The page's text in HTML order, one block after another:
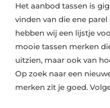
Het aanbod tassen is
vinden van die ene
hebben wij een lijstje
mooie tassen merken
uitzien, maar ook van
Op zoek naar een
merken zit je goed.